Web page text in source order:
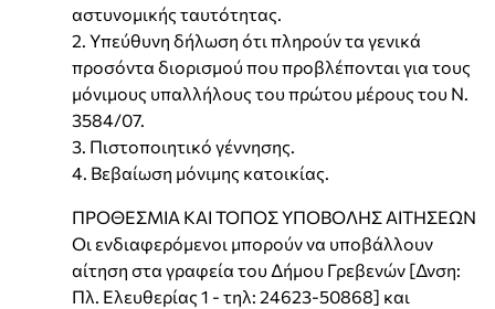
αστυνομικής ταυτότητας.
2. Υπεύθυνη δήλωση ότι πληρούν τα γενικά
προσόντα διορισμού που προβλέπονται για τους
μόνιμους υπαλλήλους του πρώτου μέρους του Ν.
3584/07.
3. Πιστοποιητικό γέννησης.
4. Βεβαίωση μόνιμης κατοικίας.
ΠΡΟΘΕΣΜΙΑ ΚΑΙ ΤΟΠΟΣ ΥΠΟΒΟΛΗΣ ΑΙΤΗΣΕΩΝ
Οι ενδιαφερόμενοι μπορούν να υποβάλλουν
αίτηση στα γραφεία του Δήμου Γρεβενών [Δνση:
Πλ. Ελευθερίας 1 - τηλ: 24623-50868] και